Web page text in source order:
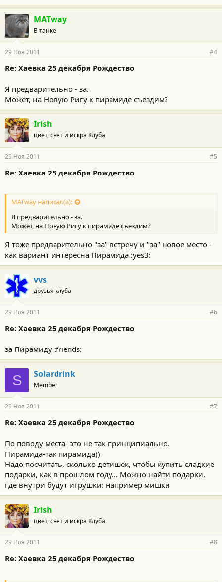
MATway
В танке
29 Ноя 2011 #4
Re: Хаевка 25 декабря Рождество
Я предварительно - за.
Может, на Новую Ригу к пирамиде съездим?
Irish
цвет, свет и искра Клуба
29 Ноя 2011 #5
Re: Хаевка 25 декабря Рождество
MATway написал(а):
Я предварительно - за.
Может, на Новую Ригу к пирамиде съездим?
Я тоже предварительно "за" встречу и "за" новое место -
как вариант интересна Пирамида :yes3:
vvs
друзья клуба
29 Ноя 2011 #6
Re: Хаевка 25 декабря Рождество
за Пирамиду :friends:
S Solardrink
Member
29 Ноя 2011 #7
Re: Хаевка 25 декабря Рождество
По поводу места- это не так принципиально.
Пирамида-так пирамида))
Надо посчитать, сколько детишек, чтобы купить сладкие
подарки, как в прошлом году... Можно найти подарки,
где внутри будут игрушки: например мишки
Irish
цвет, свет и искра Клуба
29 Ноя 2011 #8
Re: Хаевка 25 декабря Рождество